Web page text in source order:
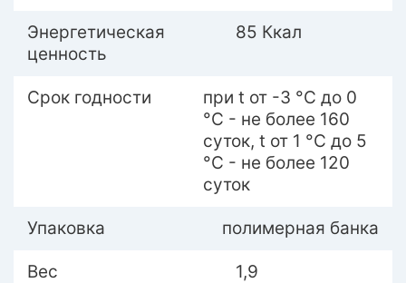
Энергетическая
ценность
85 Ккал
Срок годности
при t от -3 °С до 0
°С - не более 160
суток, t от 1 °С до 5
°С - не более 120
суток
Упаковка полимерная банка
Вес 1,9